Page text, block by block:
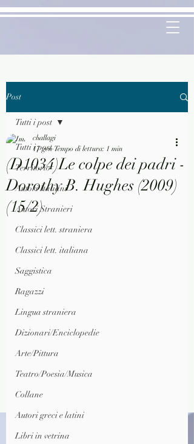
Post
Tutti i post
Territorio
Autori Italiani
Autori Stranieri
Classici lett. straniera
Classici lett. italiana
Saggistica
Ragazzi
Lingua straniera
Dizionari/Enciclopedie
Arte/Pittura
Teatro/Poesia/Musica
Collane
Autori greci e latini
Libri in vetrina
Tutti i post
(D1034)Le colpe dei padri -
Dorothy B. Hughes (2009)
(15/2)
challagi
17 gen Tempo di lettura: 1 min